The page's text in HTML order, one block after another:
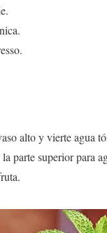
alto y vierte agua
parte superior para